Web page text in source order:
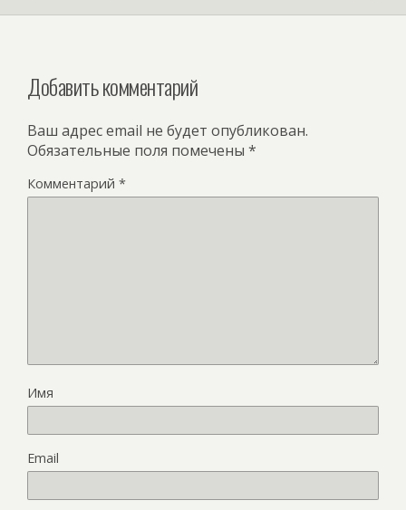
Добавить комментарий
Ваш адрес email не будет опубликован.
Обязательные поля помечены *
Комментарий *
Имя
Email